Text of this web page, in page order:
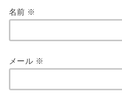
名前 ※
メール ※